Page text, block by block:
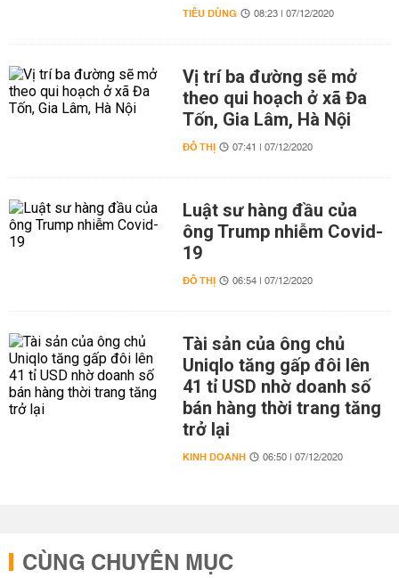
TIÊU DÙNG 08:23 | 07/12/2020
Vị trí ba đường sẽ mở
theo qui hoạch ở xã Đa
Tốn, Gia Lâm, Hà Nội
ĐÔ THỊ 07:41 | 07/12/2020
Luật sư hàng đầu của
ông Trump nhiễm Covid-
19
ĐÔ THỊ 06:54 | 07/12/2020
Tài sản của ông chủ
Uniqlo tăng gấp đôi lên
41 tỉ USD nhờ doanh số
bán hàng thời trang tăng
trở lại
KINH DOANH 06:50 | 07/12/2020
CÙNG CHUYÊN MỤC